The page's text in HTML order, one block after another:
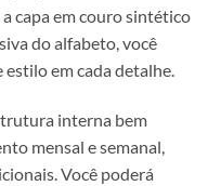
capa em couro sintético
do alfabeto, você
estilo em cada detalhe.
interna bem
mensal e semanal,
Você poderá